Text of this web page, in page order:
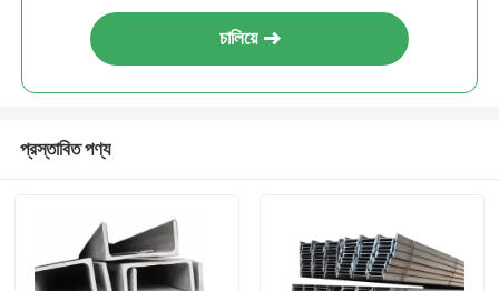
চালিয়ে
প্রস্তাবিত পণ্য